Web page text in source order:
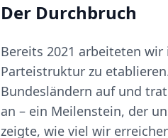
Der Durchbruch
Bereits 2021 arbeiteten
Parteistruktur zu
Bundesländern auf und
an – ein Meilenstein, der
zeigte, wie viel wir